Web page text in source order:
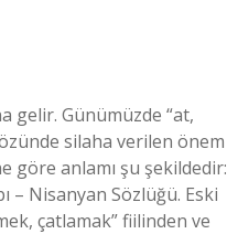
gelir. Günümüzde “at,
silaha verilen önem
göre anlamı şu şekildedir:
– Nisanyan Sözlüğü. Eski
çatlamak” fiilinden ve